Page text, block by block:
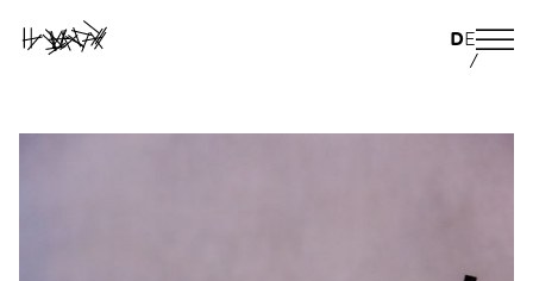
DE
/